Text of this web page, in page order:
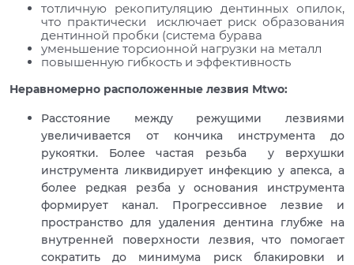
тотличную рекопитуляцию дентинных опилок,
что практически исключает риск образования
дентинной пробки (система бурава
уменьшение торсионной нагрузки на металл
повышенную гибкость и эффективность
Неравномерно расположенные лезвия Мtwo:
Расстояние между режущими лезвиями
увеличивается от кончика инструмента до
рукоятки. Более частая резьба у верхушки
инструмента ликвидирует инфекцию у апекса, а
более редкая резба у основания инструмента
формирует канал. Прогрессивное лезвие и
пространство для удаления дентина глубже на
внутренней поверхности лезвия, что помогает
сократить до минимума риск блакировки и